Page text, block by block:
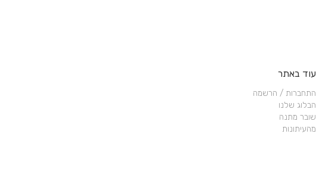
עוד באתר
התחברות / הרשמה
הבלוג שלנו
שובר מתנה
מהעיתונות